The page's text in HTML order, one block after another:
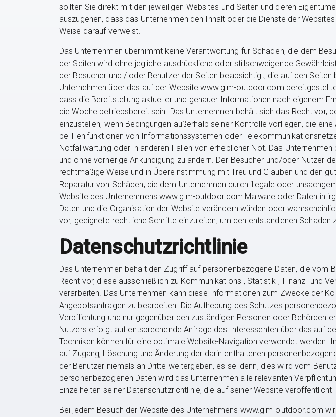
sollten Sie direkt mit den jeweiligen Websites und Seiten und deren
auszugehen, dass das Unternehmen den Inhalt oder die Dienste der
Weise darauf verweist.
Das Unternehmen übernimmt keine Verantwortung für Schäden, die dem
der Seiten wird ohne jegliche ausdrückliche oder stillschweigende
der Besucher und / oder Benutzer der Seiten beabsichtigt, die auf den
Unternehmen über das auf der Website www.glm-outdoor.com
dass die Bereitstellung aktueller und genauer Informationen nach eigenem
die Woche betriebsbereit sein. Das Unternehmen behält sich das Recht
einzustellen, wenn Bedingungen außerhalb seiner Kontrolle vorliegen, die
bei Fehlfunktionen von Informationssystemen oder
Notfallwartung oder in anderen Fällen von erheblicher Not. Das
und ohne vorherige Ankündigung zu ändern. Der Besucher und/oder Nutzer
rechtmäßige Weise und in Übereinstimmung mit Treu und Glauben und den
Reparatur von Schäden, die dem Unternehmen durch illegale oder
Website des Unternehmens www.glm-outdoor.com Malware oder Daten in
Daten und die Organisation der Website verändern würden oder
vor, geeignete rechtliche Schritte einzuleiten, um den entstandenen Schaden
Datenschutzrichtlinie
Das Unternehmen behält den Zugriff auf personenbezogene Daten, die
Recht vor, diese ausschließlich zu Kommunikations-, Statistik-, Finanz- und
verarbeiten. Das Unternehmen kann diese Informationen zum Zwecke der
Angebotsanfragen zu bearbeiten. Die Aufhebung des Schutzes
Verpflichtung und nur gegenüber den zuständigen Personen oder
Nutzers erfolgt auf entsprechende Anfrage des Interessenten über das auf
Techniken können für eine optimale Website-Navigation verwendet
auf Zugang, Löschung und Änderung der darin enthaltenen
der Benutzer niemals an Dritte weitergeben, es sei denn, dies wird vom
personenbezogenen Daten wird das Unternehmen alle relevanten
Einzelheiten seiner Datenschutzrichtlinie, die auf seiner Website veröffentlicht
Bei jedem Besuch der Website des Unternehmens www.glm-outdoor.com